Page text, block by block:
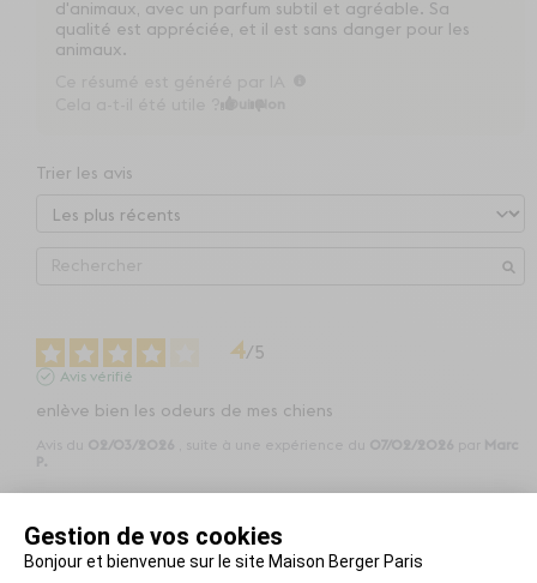
d'animaux, avec un parfum subtil et agréable. Sa
qualité est appréciée, et il est sans danger pour les
animaux.
Trier les avis
4/5
Avis vérifié
enlève bien les odeurs de mes chiens
Avis du 02/03/2026 , suite à une expérience du 07/02/2026
Marc
Restons en contact !